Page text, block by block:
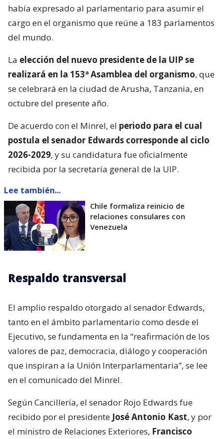
había expresado al parlamentario para asumir el
cargo en el organismo que reúne a 183 parlamentos
del mundo.
La elección del nuevo presidente de la UIP se
realizará en la 153ª Asamblea del organismo, que
se celebrará en la ciudad de Arusha, Tanzania, en
octubre del presente año.
De acuerdo con el Minrel, el periodo para el cual
postula el senador Edwards corresponde al ciclo
2026-2029, y su candidatura fue oficialmente
recibida por la secretaría general de la UIP.
Lee también...
Chile formaliza reinicio de
relaciones consulares con
Venezuela
Respaldo transversal
El amplio respaldo otorgado al senador Edwards,
tanto en el ámbito parlamentario como desde el
Ejecutivo, se fundamenta en la “reafirmación de los
valores de paz, democracia, diálogo y cooperación
que inspiran a la Unión Interparlamentaria”, se lee
en el comunicado del Minrel.
Según Cancillería, el senador Rojo Edwards fue
recibido por el presidente José Antonio Kast, y por
el ministro de Relaciones Exteriores, Francisco